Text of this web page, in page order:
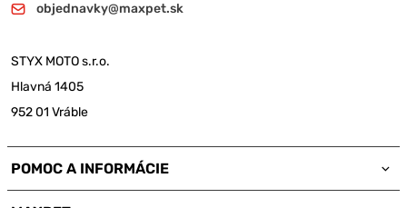
objednavky@maxpet.sk
STYX MOTO s.r.o.
Hlavná 1405
952 01 Vráble
POMOC A INFORMÁCIE